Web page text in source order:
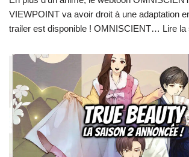
VIEWPOINT va avoir droit à une adaptation
trailer est disponible ! OMNISCIENT… Lire la